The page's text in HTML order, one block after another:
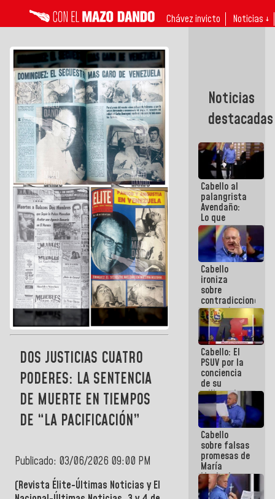
Chávez invicto Noticias ↓
DOS JUSTICIAS CUATRO
PODERES: LA SENTENCIA
DE MUERTE EN TIEMPOS
DE “LA PACIFICACIÓN”
Publicado: 03/06/2026 09:00 PM
(Revista Élite-Últimas Noticias y El
Noticias
destacadas
Cabello al
palangrista
Avendaño:
Lo que
vayas a
escribir
hazlo hoy
por que no
sabemos si
la semana
que viene
hay
programa
Cabello
ironiza
sobre
contradicciones
y mentiras
de María
Machado:
¡Créanle!
Cabello: El
PSUV por la
conciencia
de su
militancia
es la
organización
política más
sólida de
Venezuela
Cabello
sobre falsas
promesas de
María
Machado:
¿Quién le